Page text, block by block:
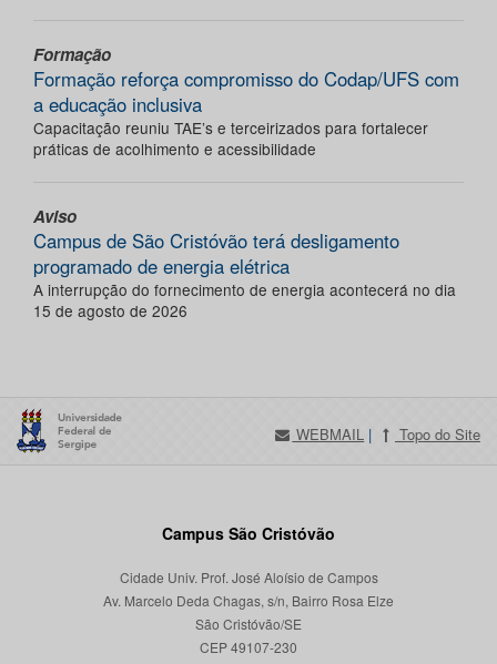
Formação
Formação reforça compromisso do Codap/UFS com
a educação inclusiva
Capacitação reuniu TAE’s e terceirizados para fortalecer
práticas de acolhimento e acessibilidade
Aviso
Campus de São Cristóvão terá desligamento
programado de energia elétrica
A interrupção do fornecimento de energia acontecerá no dia
15 de agosto de 2026
WEBMAIL | Topo do Site
Campus São Cristóvão
Cidade Univ. Prof. José Aloísio de Campos
Av. Marcelo Deda Chagas, s/n, Bairro Rosa Elze
São Cristóvão/SE
CEP 49107-230